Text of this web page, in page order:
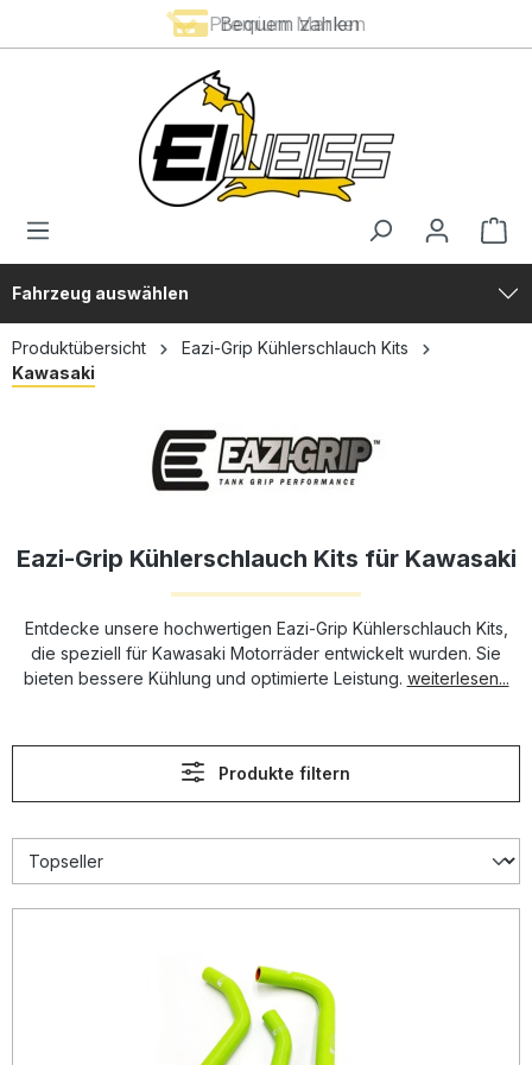
Premium Marken
Bequem zahlen
Fahrzeug auswählen
Produktübersicht
Eazi-Grip Kühlerschlauch Kits
Kawasaki
Eazi-Grip Kühlerschlauch Kits für Kawasaki
Entdecke unsere hochwertigen Eazi-Grip Kühlerschlauch Kits,
die speziell für Kawasaki Motorräder entwickelt wurden. Sie
bieten bessere Kühlung und optimierte Leistung. weiterlesen...
Produkte filtern